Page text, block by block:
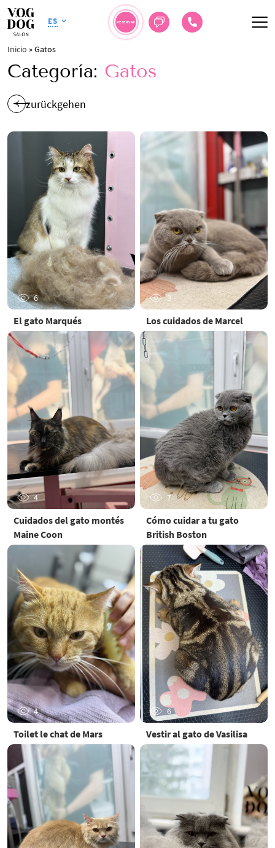
ES RESERVAR
Inicio »Gatos
Categoría: Gatos
zurückgehen
6
El gato Marqués
3
Los cuidados de Marcel
4
Cuidados del gato montés
Maine Coon
7
Cómo cuidar a tu gato
British Boston
4
Toilet le chat de Mars
6
Vestir al gato de Vasilisa